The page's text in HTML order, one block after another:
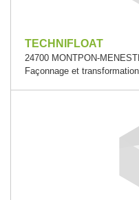
TECHNIFLOAT
24700 MONTPON-
Façonnage et